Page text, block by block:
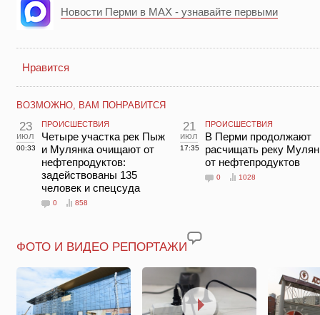
Новости Перми в MAX - узнавайте первыми
Нравится
ВОЗМОЖНО, ВАМ ПОНРАВИТСЯ
23
июл
00:33
ПРОИСШЕСТВИЯ
Четыре участка рек Пыж
и Мулянка очищают от
нефтепродуктов:
задействованы 135
человек и спецсуда
0 858
21
июл
17:35
ПРОИСШЕСТВИЯ
В Перми продолжают
расчищать реку
от нефтепродуктов
0 1028
ФОТО И ВИДЕО РЕПОРТАЖИ